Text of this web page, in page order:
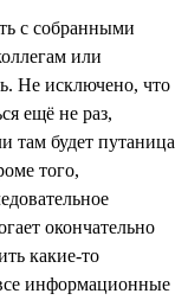
с собранными
или
Не исключено, что
ещё не раз,
там будет путаница
того,
окончательно
какие-то
информационные